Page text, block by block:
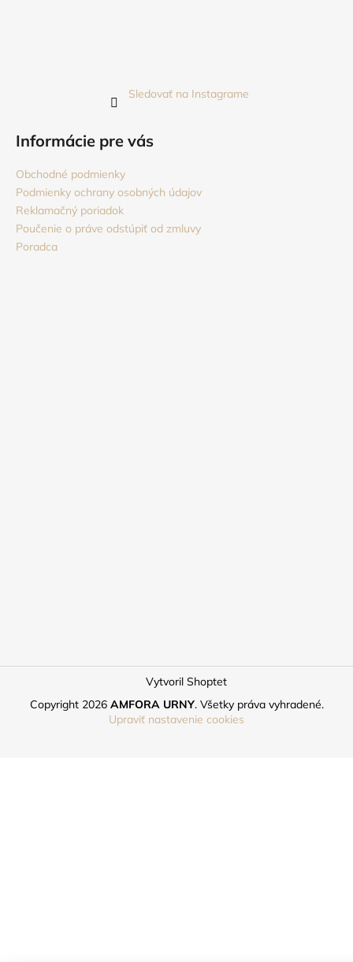
Sledovať na Instagrame
Informácie pre vás
Obchodné podmienky
Podmienky ochrany osobných údajov
Reklamačný poriadok
Poučenie o práve odstúpiť od zmluvy
Poradca
Vytvoril Shoptet
Copyright 2026 AMFORA URNY. Všetky práva vyhradené.
Upraviť nastavenie cookies